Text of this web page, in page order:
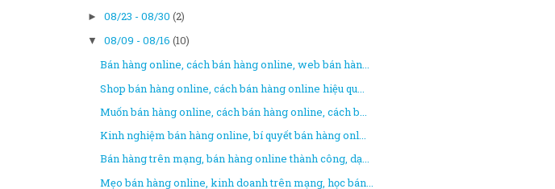
► 08/23 - 08/30 (2)
▼ 08/09 - 08/16 (10)
Bán hàng online, cách bán hàng online, web bán hàn...
Shop bán hàng online, cách bán hàng online hiệu qu...
Muốn bán hàng online, cách bán hàng online, cách b...
Kinh nghiệm bán hàng online, bí quyết bán hàng onl...
Bán hàng trên mạng, bán hàng online thành công, dạ...
Mẹo bán hàng online, kinh doanh trên mạng, học bán...